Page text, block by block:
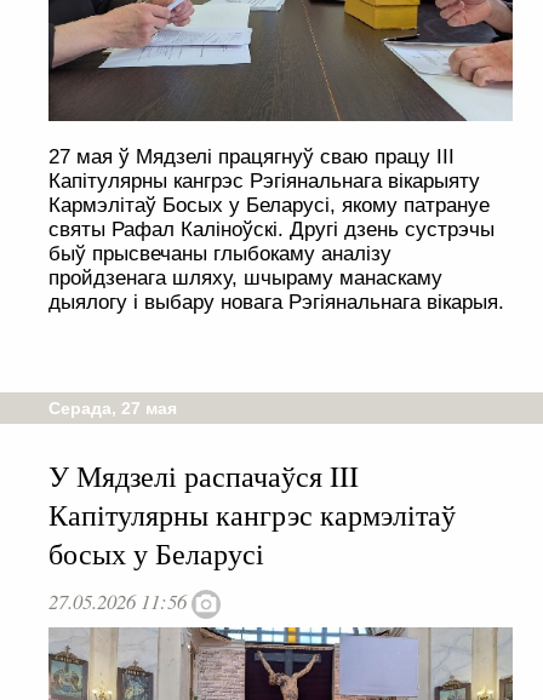
27 мая ў Мядзелі працягнуў сваю працу III
Капітулярны кангрэс Рэгіянальнага вікарыяту
Кармэлітаў Босых у Беларусі, якому патрануе
святы Рафал Каліноўскі. Другі дзень сустрэчы
быў прысвечаны глыбокаму аналізу
пройдзенага шляху, шчыраму манаскаму
дыялогу і выбару новага Рэгіянальнага вікарыя.
Серада, 27 мая
У Мядзелі распачаўся III
Капітулярны кангрэс кармэлітаў
босых у Беларусі
27.05.2026 11:56